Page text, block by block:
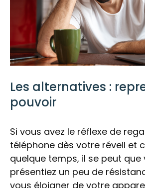
Les alternatives :
pouvoir
Si vous avez le réflexe de
téléphone dès votre réveil et
quelque temps, il se peut que
présentiez un peu de
vous éloigner de votre